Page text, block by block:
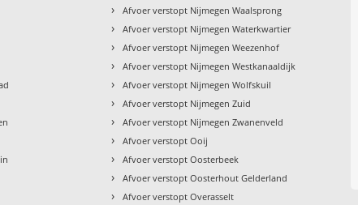
› Afvoer verstopt Nijmegen Waalsprong
› Afvoer verstopt Nijmegen Waterkwartier
› Afvoer verstopt Nijmegen Weezenhof
› Afvoer verstopt Nijmegen Westkanaaldijk
› Afvoer verstopt Nijmegen Wolfskuil
› Afvoer verstopt Nijmegen Zuid
› Afvoer verstopt Nijmegen Zwanenveld
› Afvoer verstopt Ooij
› Afvoer verstopt Oosterbeek
› Afvoer verstopt Oosterhout Gelderland
› Afvoer verstopt Overasselt